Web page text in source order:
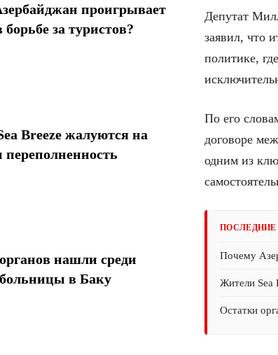
проигрывает
борьбе за туристов?
Breeze жалуются на
переполненность
нашли среди
в Баку
Депутат
заявил, что
политике,
По его
договоре
одним из
Почему
Жители Sea
Остатки